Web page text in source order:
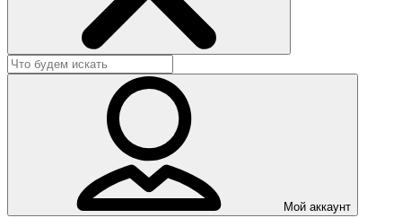
Мой аккаунт